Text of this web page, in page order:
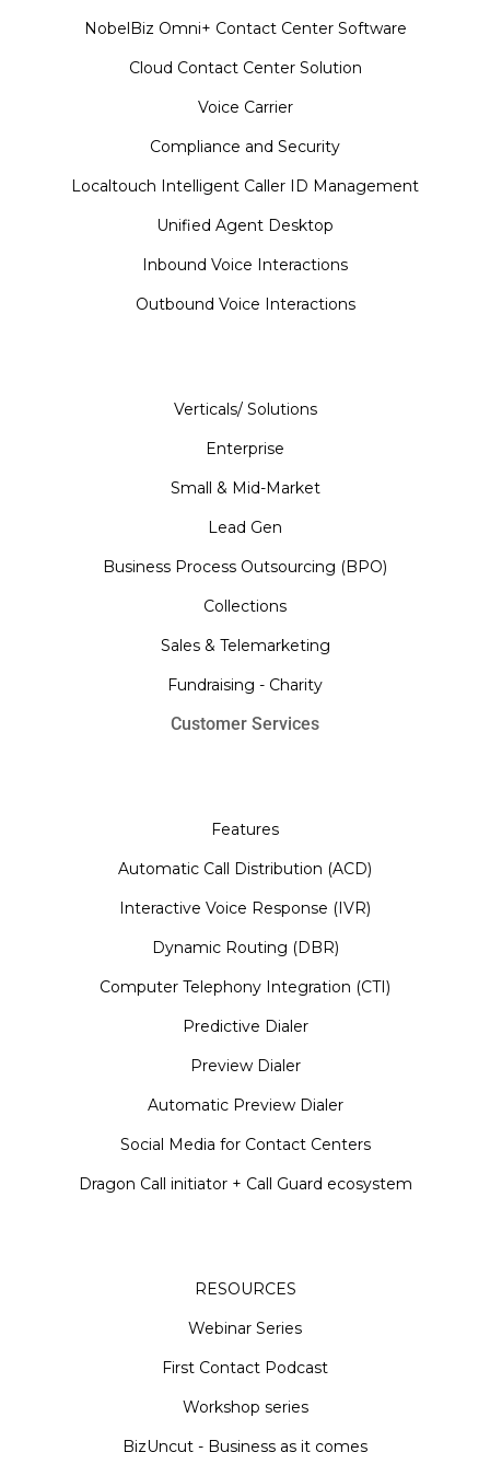
NobelBiz Omni+ Contact Center Software
Cloud Contact Center Solution
Voice Carrier
Compliance and Security
Localtouch Intelligent Caller ID Management
Unified Agent Desktop
Inbound Voice Interactions
Outbound Voice Interactions
Verticals/ Solutions
Enterprise
Small & Mid-Market
Lead Gen
Business Process Outsourcing (BPO)
Collections
Sales & Telemarketing
Fundraising - Charity
Customer Services
Features
Automatic Call Distribution (ACD)
Interactive Voice Response (IVR)
Dynamic Routing (DBR)
Computer Telephony Integration (CTI)
Predictive Dialer
Preview Dialer
Automatic Preview Dialer
Social Media for Contact Centers
Dragon Call initiator + Call Guard ecosystem
RESOURCES
Webinar Series
First Contact Podcast
Workshop series
BizUncut - Business as it comes